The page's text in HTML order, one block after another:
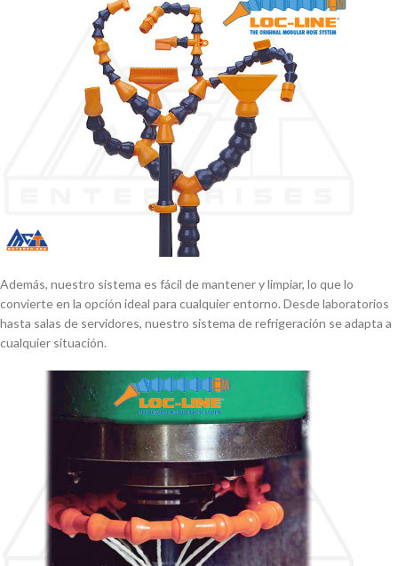
Además, nuestro sistema es fácil de mantener y limpiar, lo que lo
convierte en la opción ideal para cualquier entorno. Desde laboratorios
hasta salas de servidores, nuestro sistema de refrigeración se adapta a
cualquier situación.